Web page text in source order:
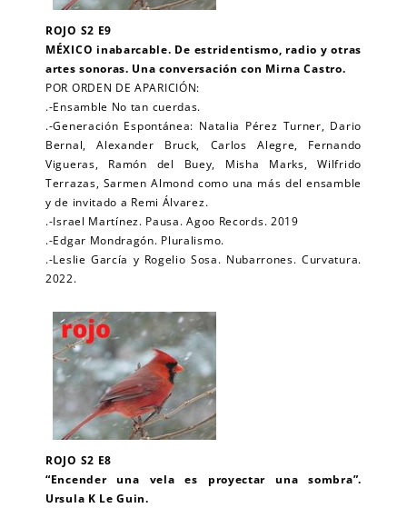
ROJO S2 E9
MÉXICO inabarcable. De estridentismo, radio y otras
artes sonoras. Una conversación con Mirna Castro.
POR ORDEN DE APARICIÓN:
.-Ensamble No tan cuerdas.
.-Generación Espontánea: Natalia Pérez Turner, Dario
Bernal, Alexander Bruck, Carlos Alegre, Fernando
Vigueras, Ramón del Buey, Misha Marks, Wilfrido
Terrazas, Sarmen Almond como una más del ensamble
y de invitado a Remi Álvarez.
.-Israel Martínez. Pausa. Agoo Records. 2019
.-Edgar Mondragón. Pluralismo.
.-Leslie García y Rogelio Sosa. Nubarrones. Curvatura.
2022.
ROJO S2 E8
“Encender una vela es proyectar una sombra”.
Ursula K Le Guin.